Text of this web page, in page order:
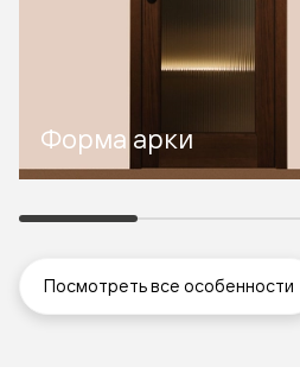
Форма арки
Посмотреть все особенности